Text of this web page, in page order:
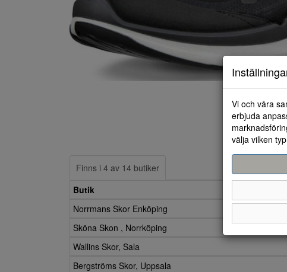
Finns i 4 av 14 butiker
Butik
Norrmans Skor Enköping
Sköna Skon , Norrköping
Wallins Skor, Sala
Bergströms Skor, Uppsala
Vi och våra
erbjuda
välja vilken